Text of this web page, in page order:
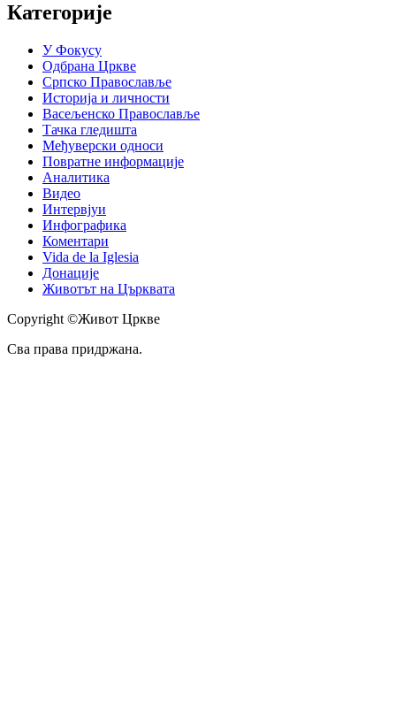
Категорије
У Фокусу
Одбрана Цркве
Српско Православље
Историја и личности
Васељенско Православље
Тачка гледишта
Међуверски односи
Повратне информације
Аналитика
Видео
Интервјуи
Инфографика
Коментари
Vida de la Iglesia
Донације
Животът на Църквата
Copyright ©Живот Цркве
Сва права придржана.